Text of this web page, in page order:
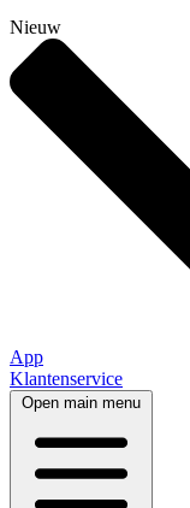
Nieuw
App
Klantenservice
Open main menu